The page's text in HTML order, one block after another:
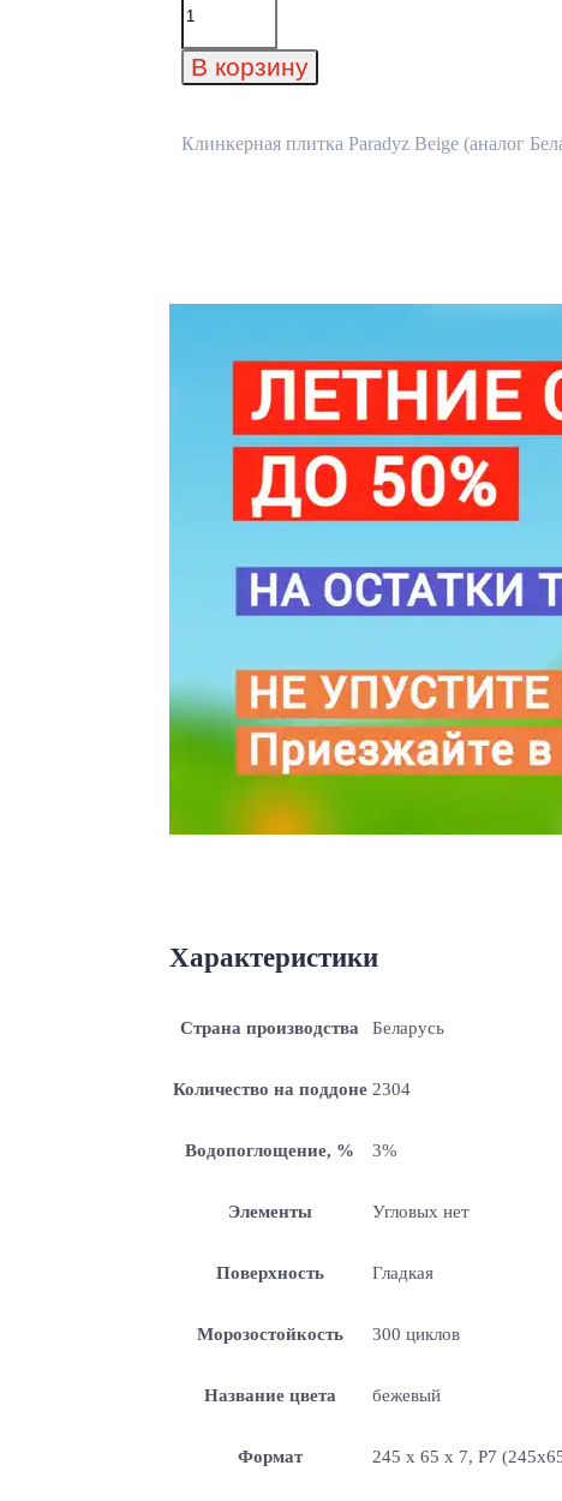
товара
плитка
Paradyz
Беларусь)
В корзину
Клинкерная плитка Paradyz Beige (аналог
Характеристики
Страна производства Беларусь
Количество на поддоне 2304
Водопоглощение, % 3%
Элементы Угловых нет
Поверхность Гладкая
Морозостойкость 300 циклов
Название цвета бежевый
Формат 245 x 65 x 7, P7